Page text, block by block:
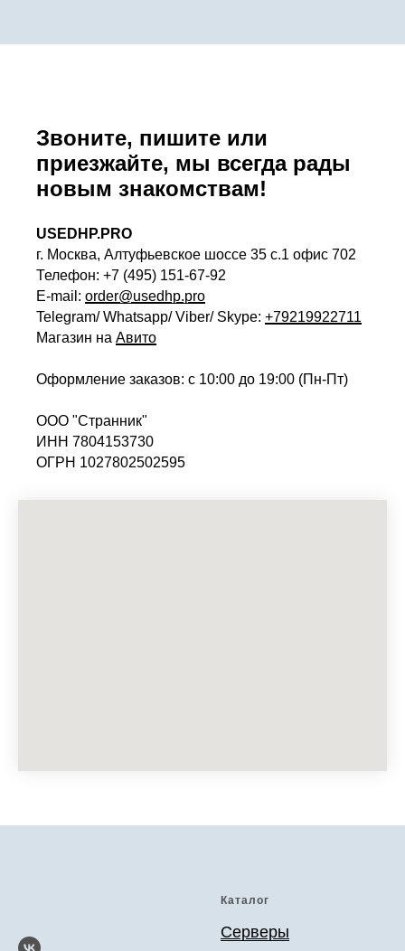
Звоните, пишите или
приезжайте, мы всегда рады
новым знакомствам!
USEDHP.PRO
г. Москва, Алтуфьевское шоссе 35 с.1 офис 702
Телефон: +7 (495) 151-67-92
E-mail: order@usedhp.pro
Telegram/ Whatsapp/ Viber/ Skype: +79219922711
Магазин на Авито
Оформление заказов: с 10:00 до 19:00 (Пн-Пт)
ООО "Странник"
ИНН 7804153730
ОГРН 1027802502595
Каталог
Серверы